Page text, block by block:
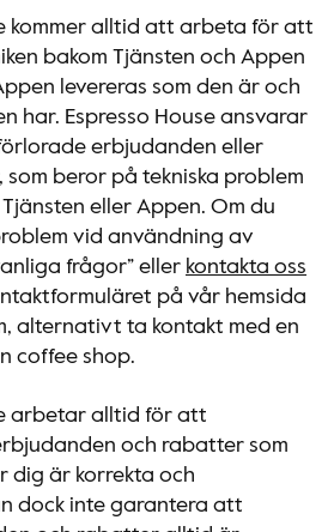
kommer alltid att arbeta för att
bakom Tjänsten och Appen
levereras som den är och
har. Espresso House ansvarar
erbjudanden eller
som beror på tekniska problem
eller Appen. Om du
vid användning av
frågor” eller kontakta oss
på vår hemsida
alternativt ta kontakt med en
coffee shop.
arbetar alltid för att
och rabatter som
dig är korrekta och
dock inte garantera att